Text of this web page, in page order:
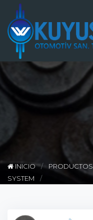
INICIO PRODUCTOS
SYSTEM